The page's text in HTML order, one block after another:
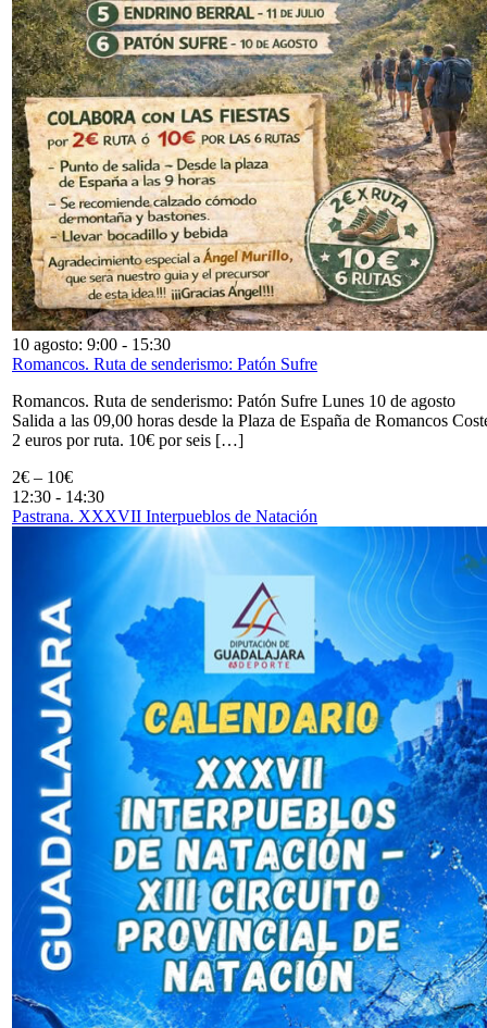
10 agosto: 9:00 - 15:30
Romancos. Ruta de senderismo: Patón Sufre
Romancos. Ruta de senderismo: Patón Sufre Lunes 10 de agosto
Salida a las 09,00 horas desde la Plaza de España de Romancos
2 euros por ruta. 10€ por seis […]
2€ – 10€
12:30 - 14:30
Pastrana. XXXVII Interpueblos de Natación